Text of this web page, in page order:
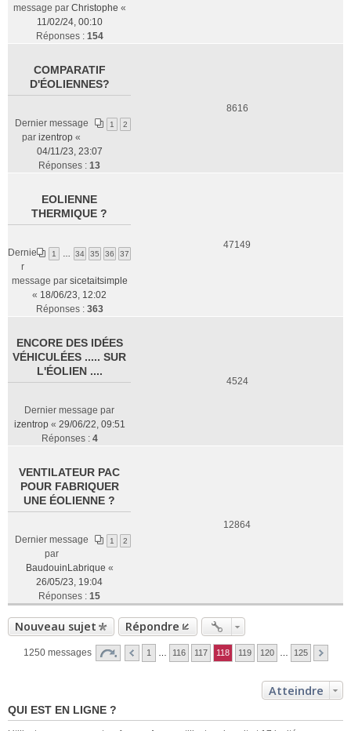
message par Christophe «
11/02/24, 00:10
Réponses : 154
COMPARATIF
D'ÉOLIENNES?
1 2
Dernier message
par izentrop «
04/11/23, 23:07
Réponses : 13
8616
EOLIENNE
THERMIQUE ?
1 34 35 36 37
Dernie
r
message par sicetaitsimple
« 18/06/23, 12:02
Réponses : 363
47149
ENCORE DES IDÉES
VÉHICULÉES ..... SUR
L'ÉOLIEN ....
Dernier message par
izentrop« 29/06/22, 09:51
Réponses : 4
4524
VENTILATEUR PAC
POUR FABRIQUER
UNE ÉOLIENNE ?
1 2
Dernier message
par
BaudouinLabrique «
26/05/23, 19:04
Réponses : 15
12864
Nouveau sujet Répondre
1250 messages 1 116 117 118 119 120 125
Atteindre
QUI EST EN LIGNE ?